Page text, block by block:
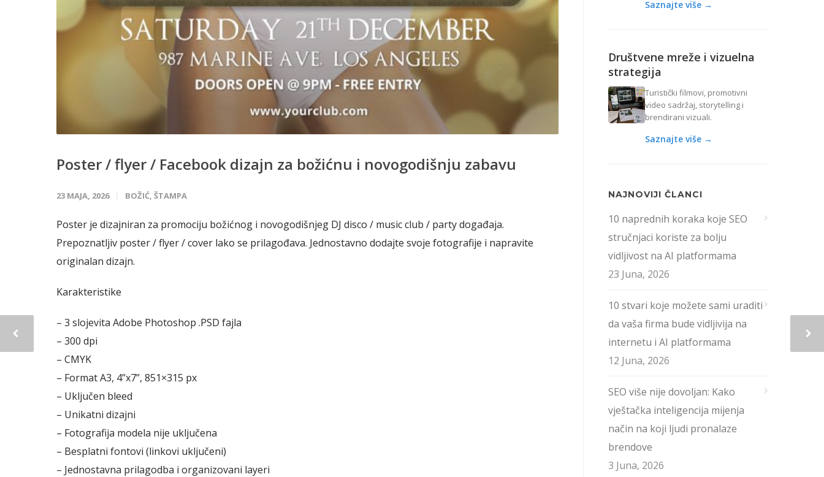
Poster / flyer / Facebook dizajn za božićnu i novogodišnju zabavu
23 MAJA, 2026 BOŽIĆ, ŠTAMPA
Poster je dizajniran za promociju božićnog i novogodišnjeg DJ disco / music club / party događaja.
Prepoznatljiv poster / flyer / cover lako se prilagođava. Jednostavno dodajte svoje fotografije i napravite
originalan dizajn.
Karakteristike
– 3 slojevita Adobe Photoshop .PSD fajla
– 300 dpi
– CMYK
– Format A3, 4”x7”, 851×315 px
– Uključen bleed
– Unikatni dizajni
– Fotografija modela nije uključena
– Besplatni fontovi (linkovi uključeni)
– Jednostavna prilagodba i organizovani layeri
Saznajte više →
Društvene mreže i vizuelna
strategija
Turistički filmovi, promotivni
video sadržaj, storytelling i
brendirani vizuali.
Saznajte više →
NAJNOVIJI ČLANCI
10 naprednih koraka koje SEO
stručnjaci koriste za bolju
vidljivost na AI platformama
23 Juna, 2026
10 stvari koje možete sami uraditi
da vaša firma bude vidljivija na
internetu i AI platformama
12 Juna, 2026
SEO više nije dovoljan: Kako
vještačka inteligencija mijenja
način na koji ljudi pronalaze
brendove
3 Juna, 2026